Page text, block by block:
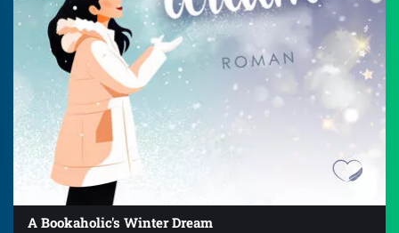
A Bookaholic's Winter Dream